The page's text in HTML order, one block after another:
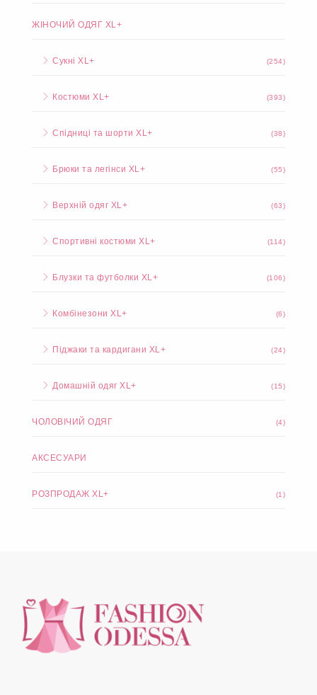
ЖІНОЧИЙ ОДЯГ XL+
Сукні XL+ (254)
Костюми XL+ (393)
Спідниці та шорти XL+ (38)
Брюки та легінси XL+ (55)
Верхній одяг XL+ (63)
Спортивні костюми XL+ (114)
Блузки та футболки XL+ (106)
Комбінезони XL+ (6)
Піджаки та кардигани XL+ (24)
Домашній одяг XL+ (15)
ЧОЛОВІЧИЙ ОДЯГ (4)
АКСЕСУАРИ
РОЗПРОДАЖ XL+ (1)